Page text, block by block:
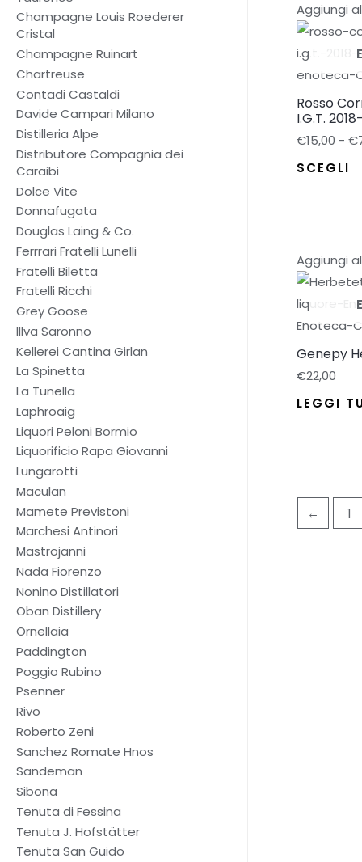
Champagne Louis Roederer
Cristal
Champagne Ruinart
Chartreuse
Contadi Castaldi
Davide Campari Milano
Distilleria Alpe
Distributore Compagnia dei
Caraibi
Dolce Vite
Donnafugata
Douglas Laing & Co.
Ferrrari Fratelli Lunelli
Fratelli Biletta
Fratelli Ricchi
Grey Goose
Illva Saronno
Kellerei Cantina Girlan
La Spinetta
La Tunella
Laphroaig
Liquori Peloni Bormio
Liquorificio Rapa Giovanni
Lungarotti
Maculan
Mamete Previstoni
Marchesi Antinori
Mastrojanni
Nada Fiorenzo
Nonino Distillatori
Oban Distillery
Ornellaia
Paddington
Poggio Rubino
Psenner
Rivo
Roberto Zeni
Sanchez Romate Hnos
Sandeman
Sibona
Tenuta di Fessina
Tenuta J. Hofstätter
Tenuta San Guido
Aggiungi
Rosso
I.G.T.
€15,00 - €
SCEGLI
Aggiungi
Genepy
€22,00
LEGGI
← 1